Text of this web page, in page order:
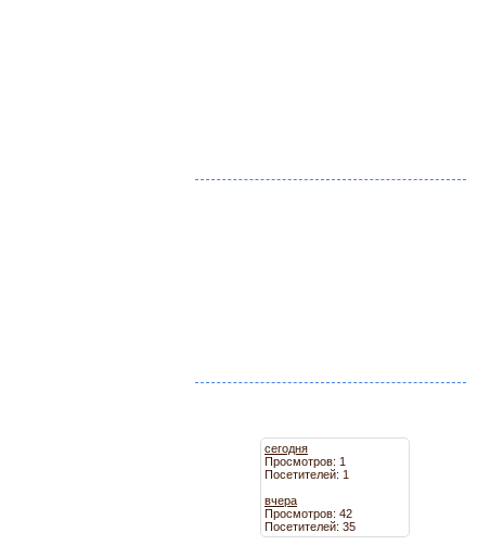
сегодня
Просмотров: 1
Посетителей: 1
вчера
Просмотров: 42
Посетителей: 35